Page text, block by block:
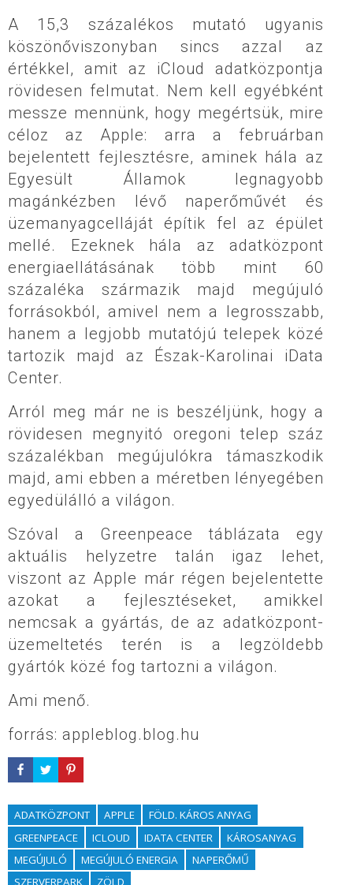
A 15,3 százalékos mutató ugyanis
köszönőviszonyban sincs azzal az
értékkel, amit az iCloud adatközpontja
rövidesen felmutat. Nem kell egyébként
messze mennünk, hogy megértsük, mire
céloz az Apple: arra a februárban
bejelentett fejlesztésre, aminek hála az
Egyesült Államok legnagyobb
magánkézben lévő naperőművét és
üzemanyagcelláját építik fel az épület
mellé. Ezeknek hála az adatközpont
energiaellátásának több mint 60
százaléka származik majd megújuló
forrásokból, amivel nem a legrosszabb,
hanem a legjobb mutatójú telepek közé
tartozik majd az Észak-Karolinai iData
Center.
Arról meg már ne is beszéljünk, hogy a
rövidesen megnyitó oregoni telep száz
százalékban megújulókra támaszkodik
majd, ami ebben a méretben lényegében
egyedülálló a világon.
Szóval a Greenpeace táblázata egy
aktuális helyzetre talán igaz lehet,
viszont az Apple már régen bejelentette
azokat a fejlesztéseket, amikkel
nemcsak a gyártás, de az adatközpont-
üzemeltetés terén is a legzöldebb
gyártók közé fog tartozni a világon.
Ami menő.
forrás: appleblog.blog.hu
ADATKÖZPONT APPLE
FÖLD. KÁROS ANYAG
GREENPEACE
ICLOUD IDATA CENTER
KÁROSANYAG
MEGÚJULÓ
MEGÚJULÓ ENERGIA
NAPERŐMŰ
SZERVERPARK
ZÖLD